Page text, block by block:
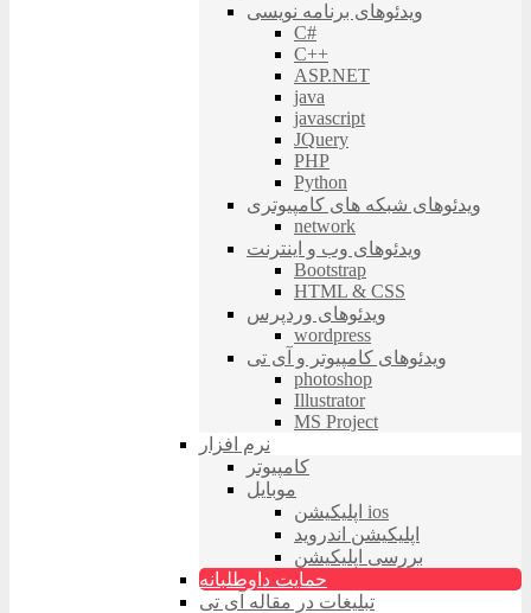
ویدئوهای برنامه نویسی
C#
C++
ASP.NET
java
javascript
JQuery
PHP
Python
ویدئوهای شبکه های کامپیوتری
network
ویدئوهای وب و اینترنت
Bootstrap
HTML & CSS
ویدئوهای وردپرس
wordpress
ویدئوهای کامپیوتر و آی تی
photoshop
Illustrator
MS Project
نرم افزار
کامپیوتر
موبایل
اپلیکیشن ios
اپلیکیشن اندروید
بررسی اپلیکیشن
حمایت داوطلبانه
تبلیغات در مقاله آی تی